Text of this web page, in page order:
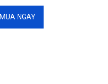
MUA NGAY